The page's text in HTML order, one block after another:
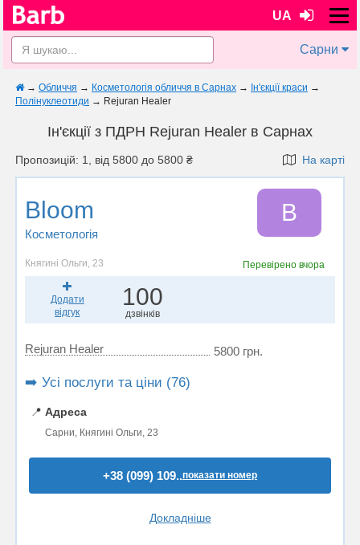
UA
Сарни
→ Обличчя → Косметологія обличчя в Сарнах → Ін'єкції краси →
Полінуклеотиди → Rejuran Healer
Ін'єкції з ПДРН Rejuran Healer в Сарнах
Пропозицій: 1, від 5800 до 5800 ₴ На карті
Bloom
Косметологія
B
Княгині Ольги, 23 Перевірено вчора
Додати
відгук
100
дзвінків
Rejuran Healer 5800 грн.
➡️ Усі послуги та ціни (76)
📍 Адреса
Сарни, Княгині Ольги, 23
+38 (099) 109..показати номер
Докладніше